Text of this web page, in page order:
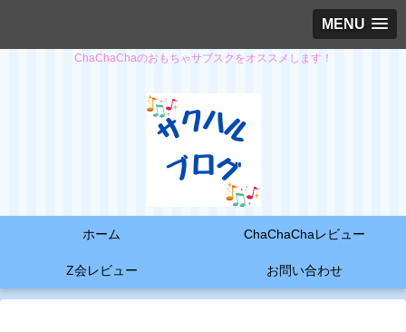
MENU
ChaChaChaのおもちゃサブスクをオススメします！
ホーム ChaChaChaレビュー
Z会レビュー お問い合わせ